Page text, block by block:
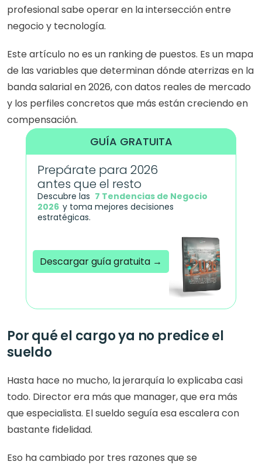
profesional sabe operar en la intersección entre
negocio y tecnología.
Este artículo no es un ranking de puestos. Es un mapa
de las variables que determinan dónde aterrizas en la
banda salarial en 2026, con datos reales de mercado
y los perfiles concretos que más están creciendo en
compensación.
GUÍA GRATUITA
Prepárate para 2026
antes que el resto
Descubre las 7 Tendencias de Negocio
2026 y toma mejores decisiones
estratégicas.
Descargar guía gratuita →
Por qué el cargo ya no predice el
sueldo
Hasta hace no mucho, la jerarquía lo explicaba casi
todo. Director era más que manager, que era más
que especialista. El sueldo seguía esa escalera con
bastante fidelidad.
Eso ha cambiado por tres razones que se